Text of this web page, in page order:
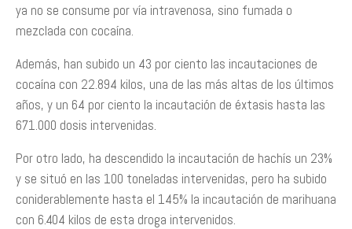
ya no se consume por vía intravenosa, sino fumada o
mezclada con cocaína.
Además, han subido un 43 por ciento las incautaciones de
cocaína con 22.894 kilos, una de las más altas de los últimos
años, y un 64 por ciento la incautación de éxtasis hasta las
671.000 dosis intervenidas.
Por otro lado, ha descendido la incautación de hachís un 23%
y se situó en las 100 toneladas intervenidas, pero ha subido
coniderablemente hasta el 145% la incautación de marihuana
con 6.404 kilos de esta droga intervenidos.